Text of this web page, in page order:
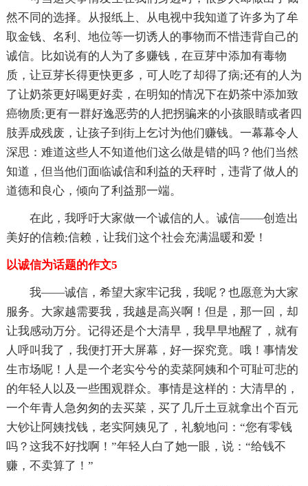
然不同的选择。从报纸上、从电视中我知道了许多为了牟
取金钱、名利、地位等一切诱人的事物而不惜违背自己的
诚信。比如说有的人为了多赚钱，在豆芽中添加有毒物
质，让豆芽长得更快更多，可人吃了却得了病;还有的人为
了让奶茶更好喝更好卖，在明知的情况下在奶茶中添加致
癌物质;更有一群好逸恶劳的人把拐骗来的小孩眼睛或者四
肢弄成残废，让孩子到街上乞讨为他们赚钱。一幕幕令人
深思：难道这些人不知道他们这么做是错的吗？他们当然
知道，但当他们面临诚信和利益的天秤时，违背了做人的
道德和良心，倾向了利益那一端。
在此，我呼吁大家做一个诚信的人。诚信——创造出
美好的信赖;信赖，让我们这个社会充满温暖和爱！
以诚信为话题的作文5
我——诚信，希望大家牢记我，我呢？也愿意为大家
服务。大家越需要我，我越是高兴啊！但是，那一回，却
让我感动万分。记得还是个大清早，我早早地醒了，就有
人呼叫我了，我便打开大屏幕，好一探究竟。哦！事情发
生市场呢！人是一个老实兮兮的卖菜阿姨和个可耻可悲的
的年轻人以及一些围观群众。事情是这样的：大清早的，
一个年青人急匆匆的去买菜，买了几斤土豆就拿出个百元
大钞让阿姨找钱，老实阿姨见了，礼貌地问：“您有零钱
吗？这我不好找啊！”年轻人白了她一眼，说：“给钱不
赚，不卖算了！”